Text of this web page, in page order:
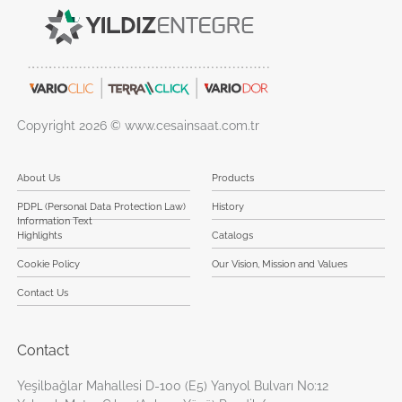
Copyright 2026 © www.cesainsaat.com.tr
About Us Products
PDPL (Personal Data Protection Law)
Information Text
History
Highlights Catalogs
Cookie Policy Our Vision, Mission and Values
Contact Us
Contact
Yeşilbağlar Mahallesi D-100 (E5) Yanyol Bulvarı No:12